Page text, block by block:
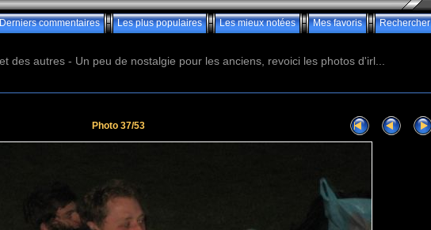
Derniers commentaires Les plus populaires Les mieux notées Mes favoris Rechercher
des autres - Un peu de nostalgie pour les anciens, revoici les photos d'irl...
Photo 37/53